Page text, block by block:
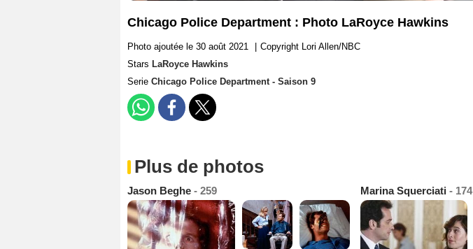
Chicago Police Department : Photo LaRoyce Hawkins
Photo ajoutée le 30 août 2021
Copyright Lori Allen/NBC
Stars LaRoyce Hawkins
Serie Chicago Police Department - Saison 9
Plus de photos
Jason Beghe - 259 Marina Squerciati - 174